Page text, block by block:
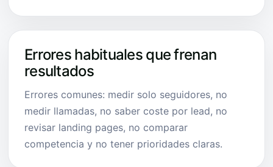
Errores habituales que frenan
resultados
Errores comunes: medir solo seguidores, no
medir llamadas, no saber coste por lead, no
revisar landing pages, no comparar
competencia y no tener prioridades claras.